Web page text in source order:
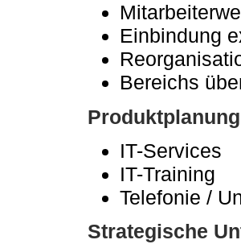
Einbindung
Bereichs
IT-Services
IT-Training
Telefonie /
Strategische